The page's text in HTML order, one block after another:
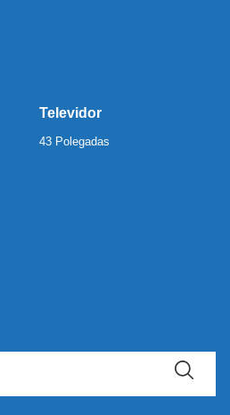
Televidor
43 Polegadas